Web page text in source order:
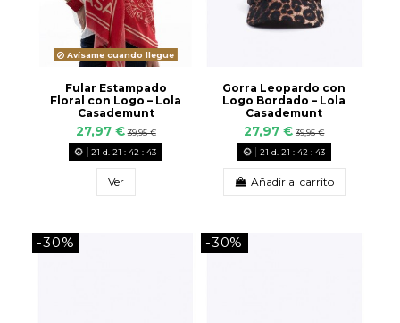
Avísame cuando llegue
Fular Estampado
Floral con Logo – Lola
Casademunt
27,97 € 39,95 €
21 d. 21 : 42 : 42
Ver
Gorra Leopardo con
Logo Bordado – Lola
Casademunt
27,97 € 39,95 €
21 d. 21 : 42 : 42
Añadir al carrito
-30% -30%